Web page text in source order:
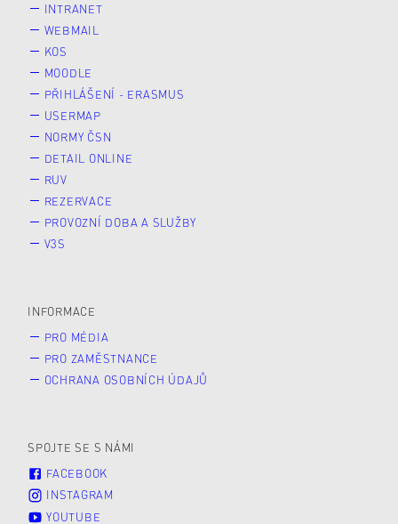
INTRANET
WEBMAIL
KOS
MOODLE
PŘIHLÁŠENÍ - ERASMUS
USERMAP
NORMY ČSN
DETAIL ONLINE
RUV
REZERVACE
PROVOZNÍ DOBA A SLUŽBY
V3S
INFORMACE
PRO MÉDIA
PRO ZAMĚSTNANCE
OCHRANA OSOBNÍCH ÚDAJŮ
SPOJTE SE S NÁMI
FACEBOOK
INSTAGRAM
YOUTUBE